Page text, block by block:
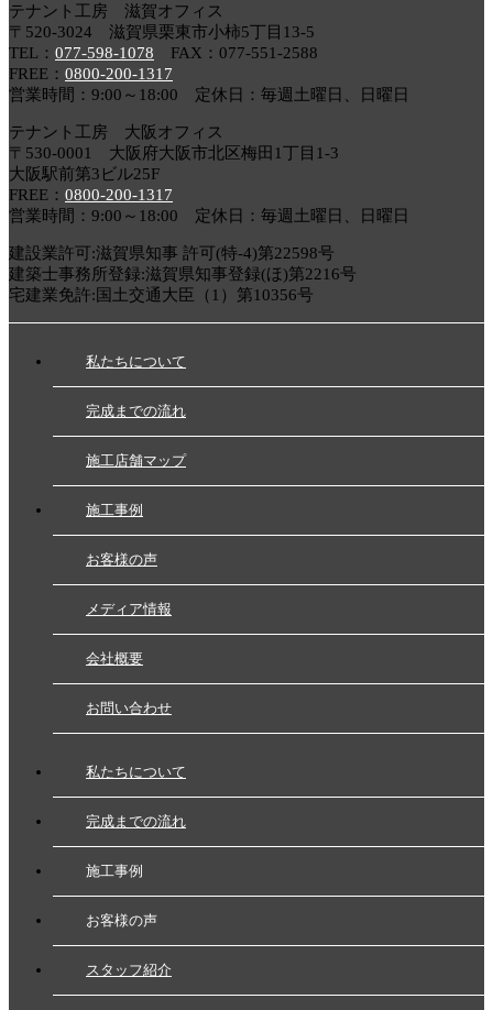
テナント工房 滋賀オフィス
〒520-3024 滋賀県栗東市小柿5丁目13-5
TEL： 077-598-1078 FAX：077-551-2588
FREE： 0800-200-1317
営業時間：9:00～18:00 定休日：毎週土曜日、日曜日
テナント工房 大阪オフィス
〒530-0001 大阪府大阪市北区梅田1丁目1-3
大阪駅前第3ビル25F
FREE： 0800-200-1317
営業時間：9:00～18:00 定休日：毎週土曜日、日曜日
建設業許可:滋賀県知事 許可(特-4)第22598号
建築士事務所登録:滋賀県知事登録(ほ)第2216号
宅建業免許:国土交通大臣（1）第10356号
私たちについて
完成までの流れ
施工店舗マップ
施工事例
お客様の声
メディア情報
会社概要
お問い合わせ
私たちについて
完成までの流れ
施工事例
お客様の声
スタッフ紹介